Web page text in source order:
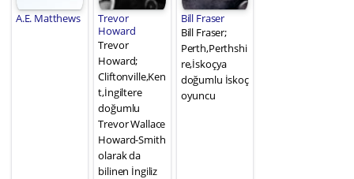
A.E. Matthews
Trevor
Howard
Trevor
Howard;
Cliftonville,Ken
t,İngiltere
doğumlu
Trevor Wallace
Howard-Smith
olarak da
bilinen İngiliz
Bill Fraser
Bill Fraser;
Perth,Perthshi
re,İskoçya
doğumlu İskoç
oyuncu